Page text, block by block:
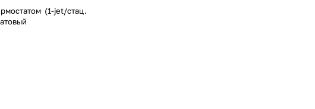
(1-jet/стац.